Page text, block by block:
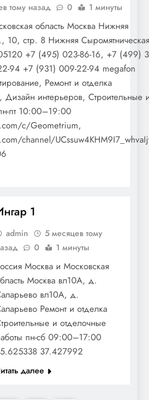
тому назад 0 1 минуты
область Москва Нижняя
10, стр. 8 Нижняя
+7 (495) 023-86-16, +7 (499)
94 +7 (931) 009-22-94 megafon
Ремонт и отделка
Дизайн интерьеров, Строительные
пт 10:00–19:00
c/Geometrium,
channel/
1
admin
5 месяцев тому
0 1 минуты
Москва и Московская
Москва вл10А, д.
вл10А, д.
Ремонт и отделка
и отделочные
пн-сб 09:00–17:00
37.427992
далее